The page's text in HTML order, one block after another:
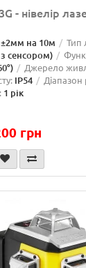
- нівелір
±2мм на 10м Тип
сенсором)
Джерело
IP54
1 рік
грн